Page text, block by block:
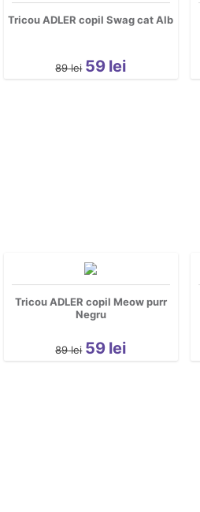
Tricou ADLER copil Swag cat Alb
89 lei 59 lei
Tricou ADLER copil Meow purr
Negru
89 lei 59 lei